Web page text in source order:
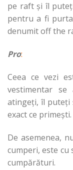
pe raft și îl
pentru a fi
denumit off the
Pro:
Ceea ce vezi
vestimentar
atingeți, îl puteți
exact ce primești.
De asemenea,
cumperi, este cu
cumpărături.